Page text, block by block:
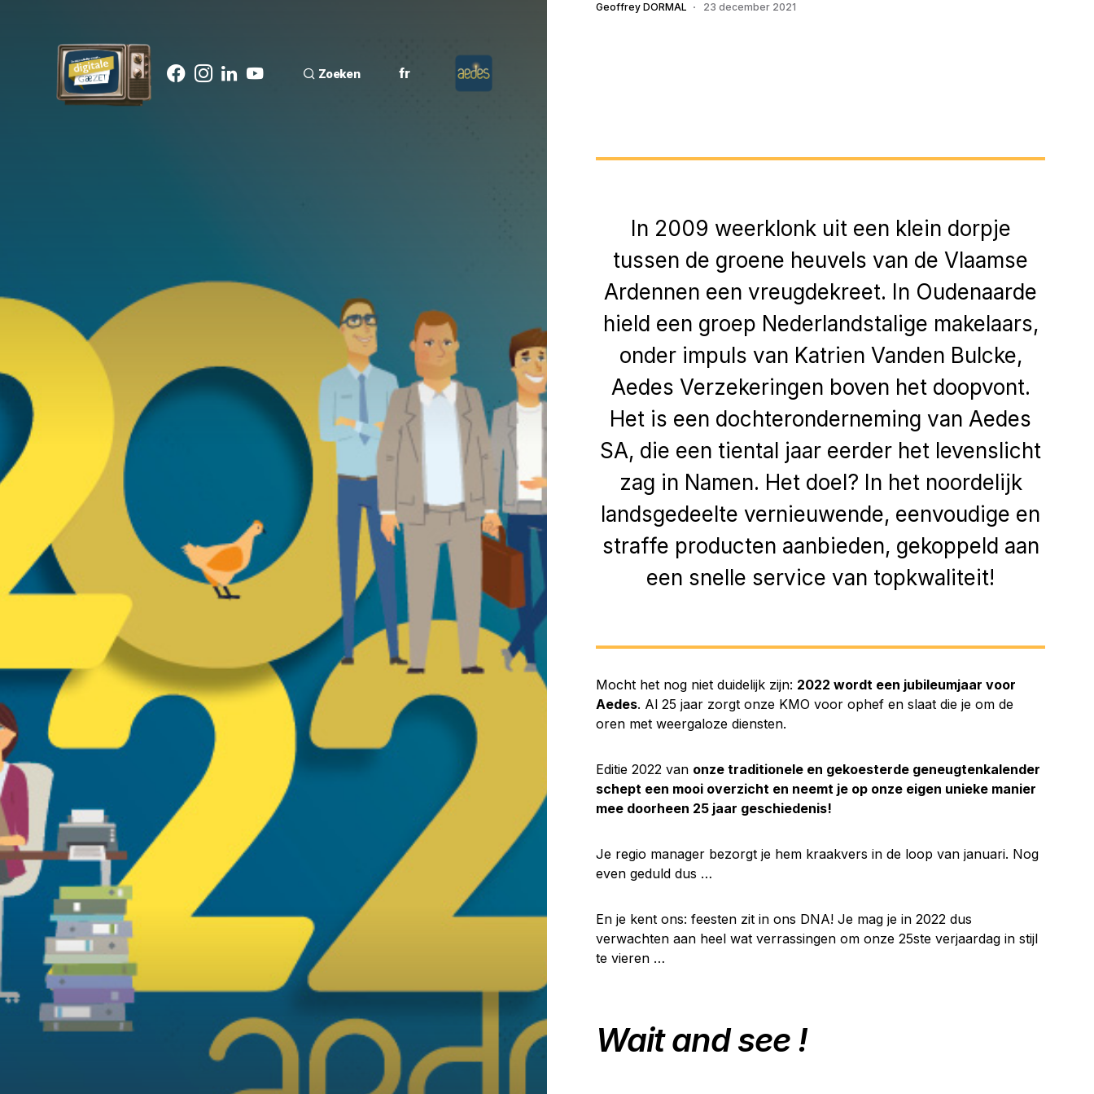
Zoeken fr
Geoffrey DORMAL 23 december 2021
In 2009 weerklonk uit een klein dorpje
tussen de groene heuvels van de Vlaamse
Ardennen een vreugdekreet. In Oudenaarde
hield een groep Nederlandstalige makelaars,
onder impuls van Katrien Vanden Bulcke,
Aedes Verzekeringen boven het doopvont.
Het is een dochteronderneming van Aedes
SA, die een tiental jaar eerder het levenslicht
zag in Namen. Het doel? In het noordelijk
landsgedeelte vernieuwende, eenvoudige en
straffe producten aanbieden, gekoppeld aan
een snelle service van topkwaliteit!
Mocht het nog niet duidelijk zijn: 2022 wordt een jubileumjaar voor
Aedes. Al 25 jaar zorgt onze KMO voor ophef en slaat die je om de
oren met weergaloze diensten.
Editie 2022 van onze traditionele en gekoesterde geneugtenkalender
schept een mooi overzicht en neemt je op onze eigen unieke manier
mee doorheen 25 jaar geschiedenis!
Je regio manager bezorgt je hem kraakvers in de loop van januari. Nog
even geduld dus …
En je kent ons: feesten zit in ons DNA! Je mag je in 2022 dus
verwachten aan heel wat verrassingen om onze 25ste verjaardag in stijl
te vieren …
Wait and see !